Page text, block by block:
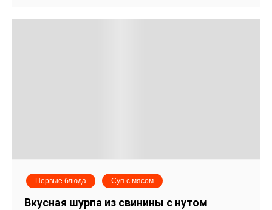
Первые блюда Суп с мясом
Вкусная шурпа из свинины с нутом